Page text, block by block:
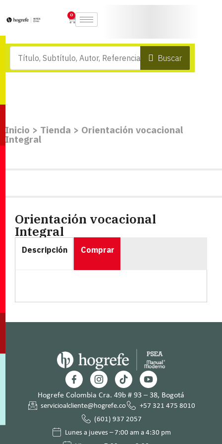
0
Buscar
Inicio > Tienda > Orientación vocacional
Integral
Orientación vocacional
Integral
Descripción Comprar
Hogrefe Colombia Cra. 49b # 93 – 38, Bogotá
servicioalcliente@hogrefe.co
+57 321 475 8010
(601) 937 2057
Lunes a jueves – 7:00 am a 4:30 pm